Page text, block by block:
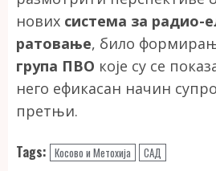
нових система за радио-
ратовање, било
група ПВО које су се
него ефикасан начин
претњи.
Tags: Косово и Метохија САД